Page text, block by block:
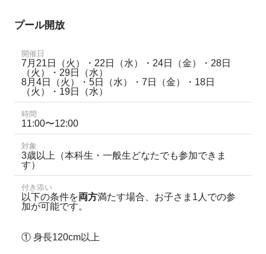
プール開放
開催日
7月21日（火）・22日（水）・24日（金）・28日
（火）・29日（水）
8月4日（火）・5日（水）・7日（金）・18日
（火）・19日（水）
時間
11:00〜12:00
対象
3歳以上（本科生・一般生どなたでも参加できま
す）
付き添い
以下の条件を両方満たす場合、お子さま1人での参
加が可能です。
① 身長120cm以上